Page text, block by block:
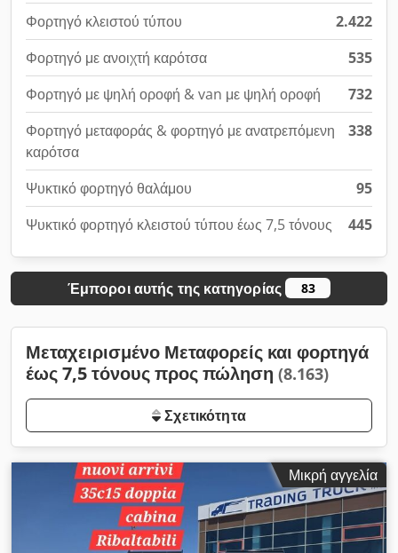
Φορτηγό κλειστού τύπου
2.422
Φορτηγό με ανοιχτή καρότσα
535
Φορτηγό με ψηλή οροφή & van με ψηλή οροφή
732
Φορτηγό μεταφοράς & φορτηγό με ανατρεπόμενη
καρότσα
338
Ψυκτικό φορτηγό θαλάμου
95
Ψυκτικό φορτηγό κλειστού τύπου έως 7,5 τόνους
445
Έμποροι αυτής της κατηγορίας 83
Μεταχειρισμένο Μεταφορείς και φορτηγά
έως 7,5 τόνους προς πώληση (8.163)
Σχετικότητα
Μικρή αγγελία